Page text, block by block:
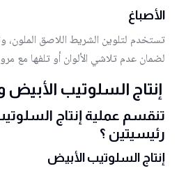
الأصباغ
تستخدم لتلوين الشريط اللاصق الملون،
لضمان عدم تلاشي الألوان أو تلفها مع
إنتاج السلوتيب الأبيض
تنقسم عملية إنتاج
رئيسيتين ؟
إنتاج السلوتيب الأبيض